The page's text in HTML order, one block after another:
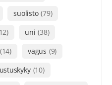
suolisto (79)
uni (38)
(14) vagus (9)
(10)